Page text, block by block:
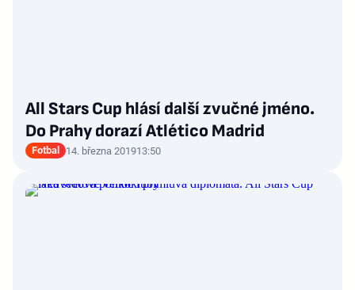
All Stars Cup hlásí další zvučné jméno.
Do Prahy dorazí Atlético Madrid
Fotbal 14. března 201913:50